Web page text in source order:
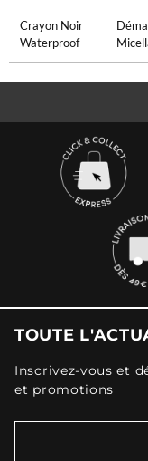
Crayon Noir
Waterproof
TOUTE
Inscrivez-vous et
et promotions